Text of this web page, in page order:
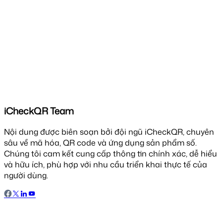
iCheckQR Team
Nội dung được biên soạn bởi đội ngũ iCheckQR, chuyên
sâu về mã hóa, QR code và ứng dụng sản phẩm số.
Chúng tôi cam kết cung cấp thông tin chính xác, dễ hiểu
và hữu ích, phù hợp với nhu cầu triển khai thực tế của
người dùng.